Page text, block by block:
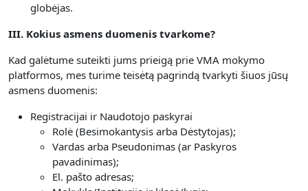
globėjas.
III. Kokius asmens duomenis tvarkome?
Kad galėtume suteikti jums prieigą prie VMA mokymo
platformos, mes turime teisėtą pagrindą tvarkyti šiuos jūsų
asmens duomenis:
Registracijai ir Naudotojo paskyrai
Rolė (Besimokantysis arba Dėstytojas);
Vardas arba Pseudonimas (ar Paskyros
pavadinimas);
El. pašto adresas;